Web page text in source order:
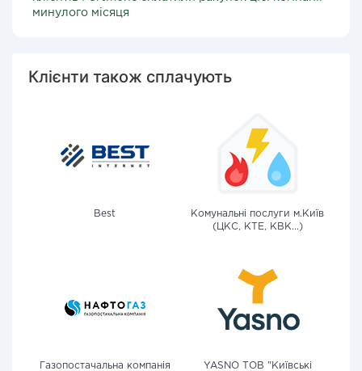
минулого місяця
Клієнти також сплачують
Best
Комунальні послуги м.Київ
(ЦКС, КТЕ, КВК...)
Газопостачальна компанія
YASNO ТОВ "Київські